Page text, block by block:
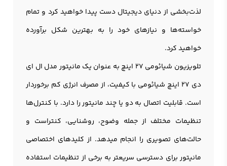
لذت‌بخشی از دنیای دیجیتال دست پیدا خواهید کرد و تمام
خواسته‌ها و نیازهای خود را به بهترین شکل برآورده
خواهید کرد.
تلويزيون شيائومي 27 اینچ به عنوان یک مانیتور مدل ال ای
دی 27 اینچ شیائومی با کیفیت، از مصرف انرژی کم برخوردار
است. قابلیت اتصال به دو یا چند مانيتور را دارد. با کنترل‌ها
تنظیمات مختلف از جمله وضوح، روشنایی، کنتراست و
حالت‌های تصویری را انجام میدهد. از کلیدهای اختصاصی
مانيتور برای دسترسی سریعتر به برخی از تنظیمات استفاده